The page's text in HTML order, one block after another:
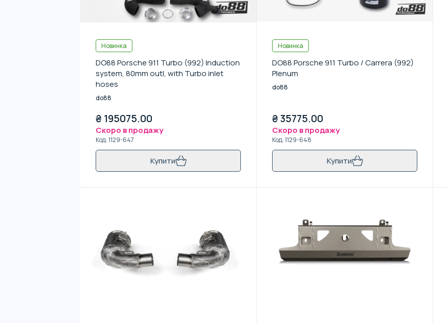
Новинка
DO88 Porsche 911 Turbo (992) Induction
system, 80mm outl, with Turbo inlet
hoses
do88
₴ 195075.00
Скоро в продажу
Код:1129-647
Купити
Новинка
DO88 Porsche 911 Turbo / Carrera (992)
Plenum
do88
₴35775.00
Скоро в продажу
Код:1129-648
Купити